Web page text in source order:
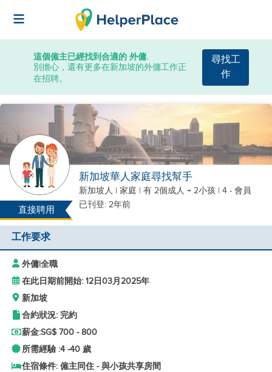
這個僱主已經找到合適的 外傭.
別擔心，還有更多在新加坡的外傭工作正
在招聘。
尋找工
作
直接聘用
新加坡華人家庭尋找幫手
新加坡人 | 家庭 | 有 2個成人 + 2小孩 | 4 - 會員
已刊登: 2年前
工作要求
外傭|全職
在此日期前開始: 12日03月2025年
新加坡
合約狀況: 完約
薪金:SG$ 700 - 800
所需經驗 :4 -40 歲
住宿條件: 僱主同住 - 與小孩共享房間